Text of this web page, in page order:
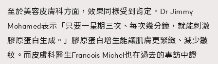
至於美容皮膚科方面，效果同樣受到肯定。Dr Jimmy
Mohamed表示「只要一星期三次、每次幾分鐘，就能刺激
膠原蛋白生成。」膠原蛋白增生能讓肌膚更緊緻、減少皺
紋。而皮膚科醫生Francois Michel也在過去的專訪中證